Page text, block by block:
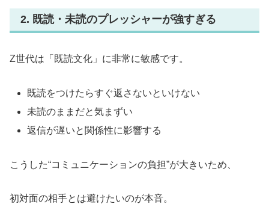
2. 既読・未読のプレッシャーが強すぎる
Z世代は「既読文化」に非常に敏感です。
既読をつけたらすぐ返さないといけない
未読のままだと気まずい
返信が遅いと関係性に影響する
こうした“コミュニケーションの負担”が大きいため、
初対面の相手とは避けたいのが本音。